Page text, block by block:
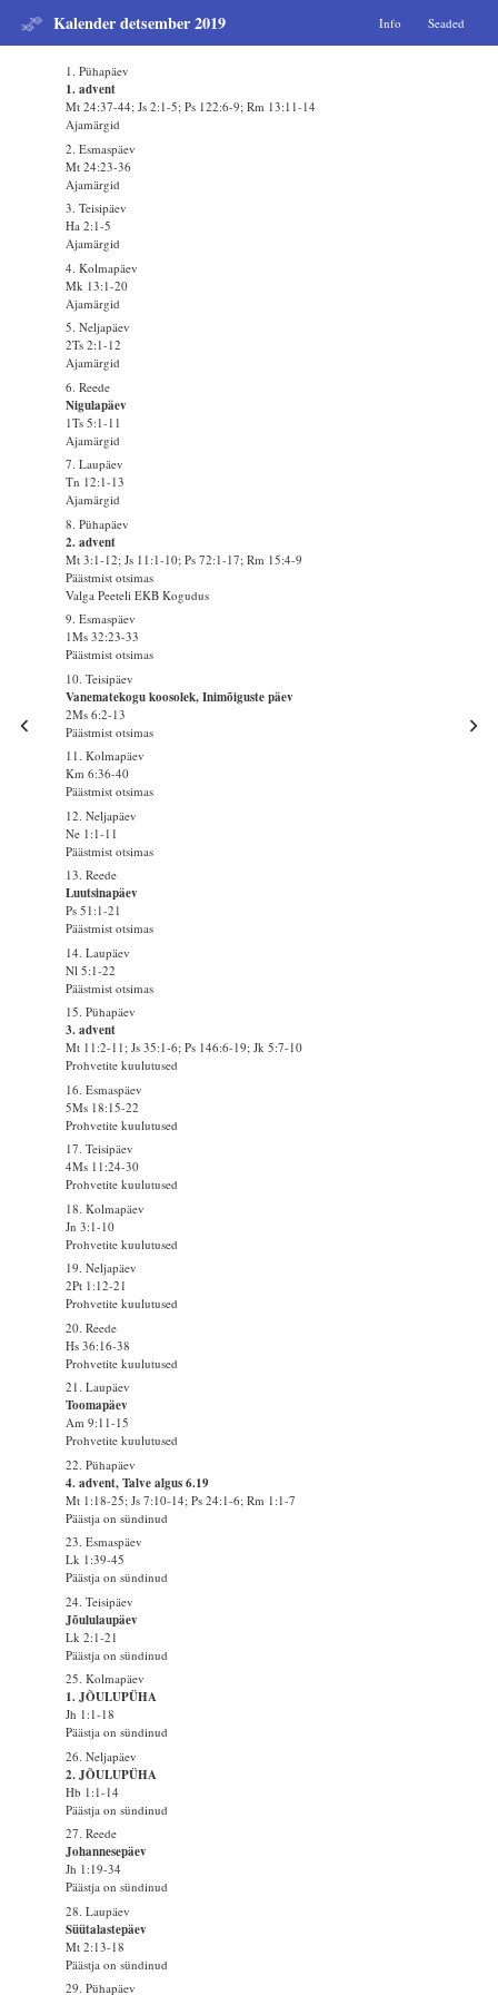
Kalender detsember 2019 Info Seaded
1. Pühapäev
1. advent
Mt 24:37-44; Js 2:1-5; Ps 122:6-9; Rm 13:11-14
Ajamärgid
2. Esmaspäev
Mt 24:23-36
Ajamärgid
3. Teisipäev
Ha 2:1-5
Ajamärgid
4. Kolmapäev
Mk 13:1-20
Ajamärgid
5. Neljapäev
2Ts 2:1-12
Ajamärgid
6. Reede
Nigulapäev
1Ts 5:1-11
Ajamärgid
7. Laupäev
Tn 12:1-13
Ajamärgid
8. Pühapäev
2. advent
Mt 3:1-12; Js 11:1-10; Ps 72:1-17; Rm 15:4-9
Päästmist otsimas
Valga Peeteli EKB Kogudus
9. Esmaspäev
1Ms 32:23-33
Päästmist otsimas
10. Teisipäev
Vanematekogu koosolek, Inimõiguste päev
2Ms 6:2-13
Päästmist otsimas
11. Kolmapäev
Km 6:36-40
Päästmist otsimas
12. Neljapäev
Ne 1:1-11
Päästmist otsimas
13. Reede
Luutsinapäev
Ps 51:1-21
Päästmist otsimas
14. Laupäev
Nl 5:1-22
Päästmist otsimas
15. Pühapäev
3. advent
Mt 11:2-11; Js 35:1-6; Ps 146:6-19; Jk 5:7-10
Prohvetite kuulutused
16. Esmaspäev
5Ms 18:15-22
Prohvetite kuulutused
17. Teisipäev
4Ms 11:24-30
Prohvetite kuulutused
18. Kolmapäev
Jn 3:1-10
Prohvetite kuulutused
19. Neljapäev
2Pt 1:12-21
Prohvetite kuulutused
20. Reede
Hs 36:16-38
Prohvetite kuulutused
21. Laupäev
Toomapäev
Am 9:11-15
Prohvetite kuulutused
22. Pühapäev
4. advent, Talve algus 6.19
Mt 1:18-25; Js 7:10-14; Ps 24:1-6; Rm 1:1-7
Päästja on sündinud
23. Esmaspäev
Lk 1:39-45
Päästja on sündinud
24. Teisipäev
Jõululaupäev
Lk 2:1-21
Päästja on sündinud
25. Kolmapäev
1. JÕULUPÜHA
Jh 1:1-18
Päästja on sündinud
26. Neljapäev
2. JÕULUPÜHA
Hb 1:1-14
Päästja on sündinud
27. Reede
Johannesepäev
Jh 1:19-34
Päästja on sündinud
28. Laupäev
Süütalastepäev
Mt 2:13-18
Päästja on sündinud
29. Pühapäev